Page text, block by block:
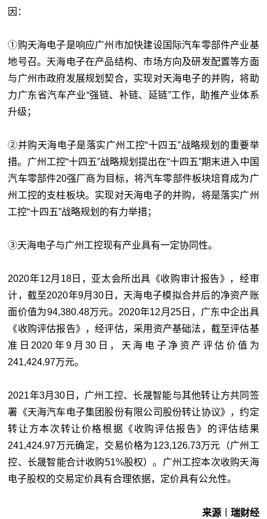
因：
①购天海电子是响应广州市加快建设国际汽车零部件产业基
地号召。天海电子在产品结构、市场方向及研发配置等方面
与广州市政府发展规划契合，实现对天海电子的并购，将助
力广东省汽车产业“强链、补链、延链”工作，助推产业体系
升级；
②并购天海电子是落实广州工控“十四五”战略规划的重要举
措。广州工控“十四五”战略规划提出在“十四五”期末进入中国
汽车零部件20强厂商为目标，将汽车零部件板块培育成为广
州工控的支柱板块。实现对天海电子的并购，将是落实广州
工控“十四五”战略规划的有力举措；
③天海电子与广州工控现有产业具有一定协同性。
2020年12月18日，亚太会所出具《收购审计报告》，经审
计，截至2020年9月30日，天海电子模拟合并后的净资产账
面价值为94,380.48万元。2020年12月25日，广东中企出具
《收购评估报告》，经评估，采用资产基础法，截至评估基
准日2020年9月30日，天海电子净资产评估价值为
241,424.97万元。
2021年3月30日，广州工控、长晟智能与其他转让方共同签
署《天海汽车电子集团股份有限公司股份转让协议》，约定
转让方本次转让价格根据《收购评估报告》的评估结果
241,424.97万元确定，交易价格为123,126.73万元（广州工
控、长晟智能合计收购51%股权）。广州工控本次收购天海
电子股权的交易定价具有合理依据，定价具有公允性。
来源︱瑞财经